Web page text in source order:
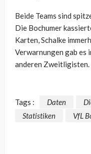
Beide Teams sind
Die Bochumer
Karten, Schalke
Verwarnungen gab es
anderen Zweitligisten.
Tags : Daten
Statistiken
VfL